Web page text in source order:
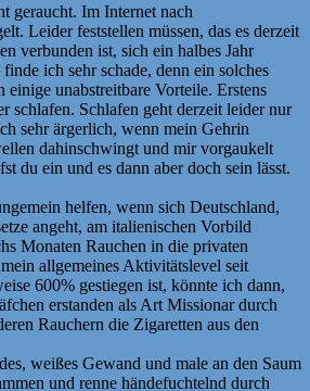
geraucht. Im Internet nach
Leider feststellen müssen, das es derzeit
verbunden ist, sich ein halbes Jahr
ich sehr schade, denn ein solches
einige unabstreitbare Vorteile. Erstens
schlafen. Schlafen geht derzeit leider nur
sehr ärgerlich, wenn mein Gehrin
dahinschwingt und mir vorgaukelt
du ein und es dann aber doch sein lässt.
helfen, wenn sich Deutschland,
angeht, am italienischen Vorbild
Monaten Rauchen in die privaten
allgemeines Aktivitätslevel seit
600% gestiegen ist, könnte ich dann,
erstanden als Art Missionar durch
Rauchern die Zigaretten aus den
weißes Gewand und male an den Saum
und renne händefuchtelnd durch